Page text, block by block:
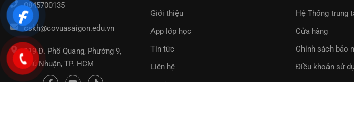
0845700135
cskh@covuasaigon.edu.vn
119 Đ. Phổ Quang, Phường 9,
Phú Nhuận, TP. HCM
Giới thiệu
App lớp học
Tin tức
Liên hệ
Hệ Thống trung
Cửa hàng
Chính sách bảo
Điều khoản sử